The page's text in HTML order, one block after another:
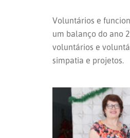
Voluntários e
um balanço do ano
voluntários e
simpatia e projetos.